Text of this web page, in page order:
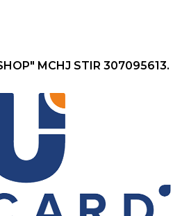
MCHJ STIR 307095613.